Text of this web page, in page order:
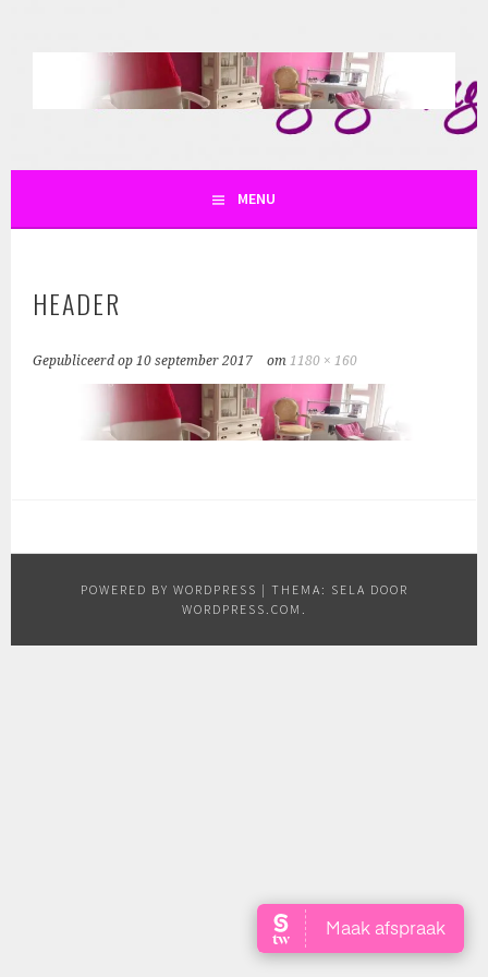
SKIN AND SO
MENU
HEADER
Gepubliceerd op10 september 2017 om1180 × 160
POWERED BY WORDPRESS | THEMA: SELA DOOR
WORDPRESS.COM .